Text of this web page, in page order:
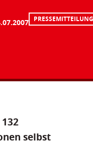
PRESSEMITTEILUNG
selbst